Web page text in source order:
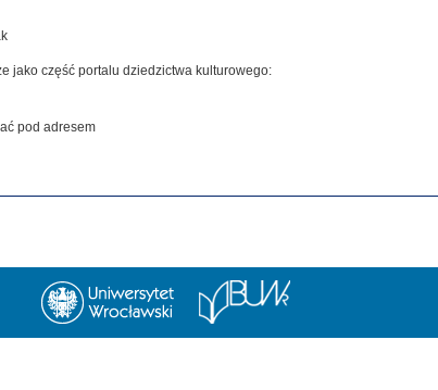
jako część portalu dziedzictwa kulturowego:
pod adresem